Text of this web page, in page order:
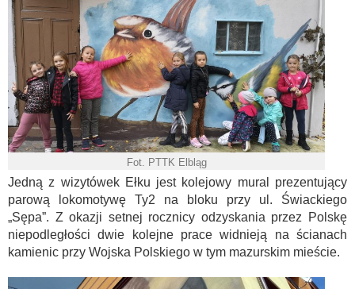
Fot. PTTK Elbląg
Jedną z wizytówek Ełku jest kolejowy mural prezentujący
parową lokomotywę Ty2 na bloku przy ul. Świackiego
„Sępa”. Z okazji setnej rocznicy odzyskania przez Polskę
niepodległości dwie kolejne prace widnieją na ścianach
kamienic przy Wojska Polskiego w tym mazurskim mieście.